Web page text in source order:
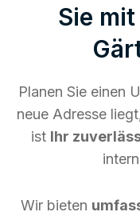
Sie
Planen Sie einen
neue Adresse
ist Ihr
Wir bieten